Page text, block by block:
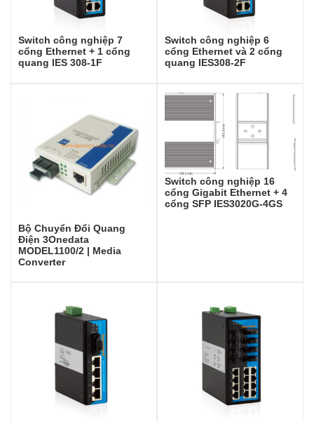
Switch công nghiệp 7
cổng Ethernet + 1 cổng
quang IES 308-1F
Switch công nghiệp 6
cổng Ethernet và 2 cổng
quang IES308-2F
Bộ Chuyển Đổi Quang
Điện 3Onedata
MODEL1100/2 | Media
Converter
Switch công nghiệp 16
cổng Gigabit Ethernet + 4
cổng SFP IES3020G-4GS